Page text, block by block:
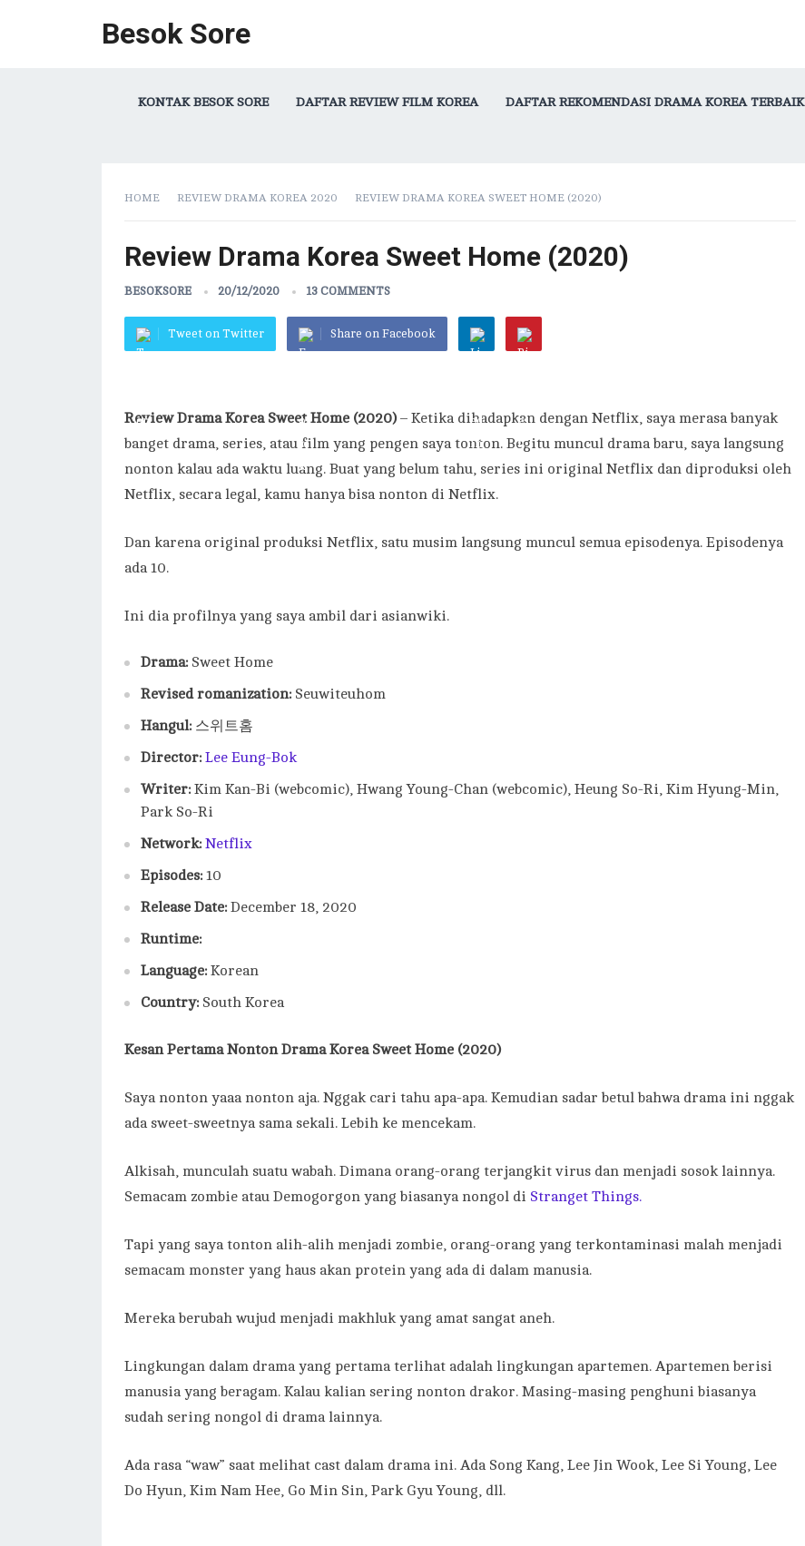
Besok Sore
KONTAK BESOK SORE DAFTAR REVIEW FILM KOREA DAFTAR REKOMENDASI DRAMA KOREA TERBAIK
HOME REVIEW DRAMA KOREA 2020 REVIEW DRAMA KOREA SWEET HOME (2020)
Review Drama Korea Sweet Home (2020)
BESOKSORE 20/12/2020 13 COMMENTS
Tweet on Twitter Share on Facebook
Review Drama Korea Sweet Home (2020)– Ketika dihadapkan dengan Netflix, saya merasa banyak
banget drama, series, atau film yang pengen saya tonton. Begitu muncul drama baru, saya langsung
nonton kalau ada waktu luang. Buat yang belum tahu, series ini original Netflix dan diproduksi oleh
Netflix, secara legal, kamu hanya bisa nonton di Netflix.
Dan karena original produksi Netflix, satu musim langsung muncul semua episodenya. Episodenya
ada 10.
Ini dia profilnya yang saya ambil dari asianwiki.
Drama:Sweet Home
Revised romanization:Seuwiteuhom
Hangul:스위트홈
Director: Lee Eung-Bok
Writer:Kim Kan-Bi (webcomic), Hwang Young-Chan (webcomic), Heung So-Ri, Kim Hyung-Min,
Park So-Ri
Network: Netflix
Episodes:10
Release Date:December 18, 2020
Runtime:
Language:Korean
Country:South Korea
Kesan Pertama Nonton Drama Korea Sweet Home (2020)
Saya nonton yaaa nonton aja. Nggak cari tahu apa-apa. Kemudian sadar betul bahwa drama ini nggak
ada sweet-sweetnya sama sekali. Lebih ke mencekam.
Alkisah, munculah suatu wabah. Dimana orang-orang terjangkit virus dan menjadi sosok lainnya.
Semacam zombie atau Demogorgon yang biasanya nongol di Stranget Things.
Tapi yang saya tonton alih-alih menjadi zombie, orang-orang yang terkontaminasi malah menjadi
semacam monster yang haus akan protein yang ada di dalam manusia.
Mereka berubah wujud menjadi makhluk yang amat sangat aneh.
Lingkungan dalam drama yang pertama terlihat adalah lingkungan apartemen. Apartemen berisi
manusia yang beragam. Kalau kalian sering nonton drakor. Masing-masing penghuni biasanya
sudah sering nongol di drama lainnya.
Ada rasa “waw” saat melihat cast dalam drama ini. Ada Song Kang, Lee Jin Wook, Lee Si Young, Lee
Do Hyun, Kim Nam Hee, Go Min Sin, Park Gyu Young, dll.